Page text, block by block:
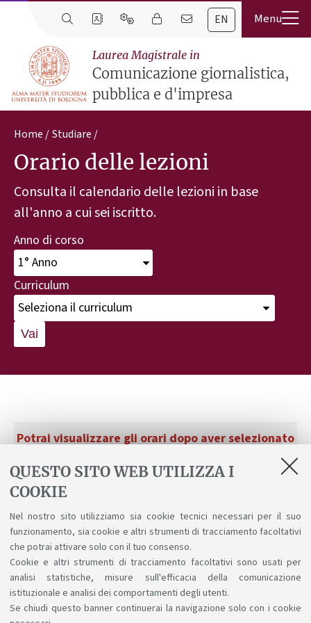
QUESTO SITO WEB UTILIZZA I
COOKIE
Nel nostro sito utilizziamo sia cookie tecnici necessari per il suo
funzionamento, sia cookie e altri strumenti di tracciamento facoltativi
che potrai attivare solo con il tuo consenso.
Cookie e altri strumenti di tracciamento facoltativi sono usati per
analisi statistiche, misure sull'efficacia della comunicazione
istituzionale e analisi dei comportamenti degli utenti.
Se chiudi questo banner continuerai la navigazione solo con i cookie
EN
Laurea Magistrale in
Comunicazione giornalistica,
pubblica e d'impresa
Home Studiare
Orario delle lezioni
Consulta il calendario delle lezioni in base
all'anno a cui sei iscritto.
Anno di corso
Curriculum
Vai
Potrai visualizzare gli orari dopo aver selezionato